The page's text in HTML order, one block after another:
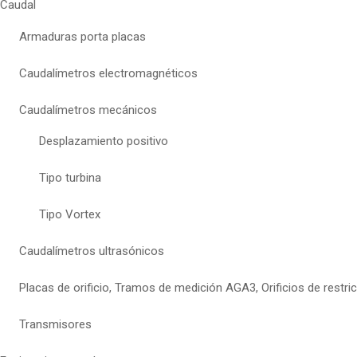
Caudal
Armaduras porta placas
Caudalímetros electromagnéticos
Caudalímetros mecánicos
Desplazamiento positivo
Tipo turbina
Tipo Vortex
Caudalímetros ultrasónicos
Placas de orificio, Tramos de medición AGA3, Orificios de
Transmisores